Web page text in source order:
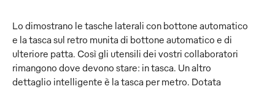
Lo dimostrano le tasche laterali con bottone automatico
e la tasca sul retro munita di bottone automatico e di
ulteriore patta. Così gli utensili dei vostri collaboratori
rimangono dove devono stare: in tasca. Un altro
dettaglio intelligente è la tasca per metro. Dotata